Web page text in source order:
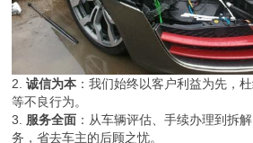
2.诚信为本 ：我们始终以客户利益为先，
等不良行为。
3. 服务全面 ：从车辆评估、手续办理到拆
务，省去车主的后顾之忧。